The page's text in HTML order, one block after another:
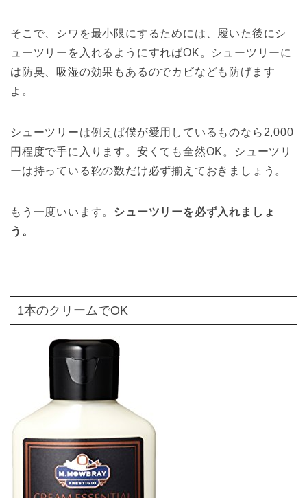
そこで、シワを最小限にするためには、履いた後にシ
ューツリーを入れるようにすればOK。シューツリーに
は防臭、吸湿の効果もあるのでカビなども防げます
よ。
シューツリーは例えば僕が愛用しているものなら2,000
円程度で手に入ります。安くても全然OK。シューツリ
ーは持っている靴の数だけ必ず揃えておきましょう。
もう一度いいます。 シューツリーを必ず入れましょ
う。
1本のクリームでOK